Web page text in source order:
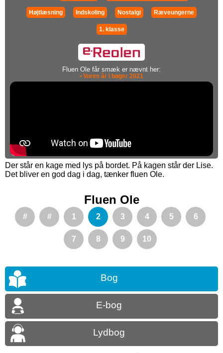
Højtlæsning Indskoling Nostalgi Ræveungerne
1. klasse
Fluen Ole får smæk er nævnt her:
• Vores år i bøger 2021
Der står en kage med lys på bordet. På kagen står der Lise.
Det bliver en god dag i dag, tænker fluen Ole.
Fluen Ole
# # 1 2 3 4 5 6
7 8 9 10
Bog
E-bog
Lydbog